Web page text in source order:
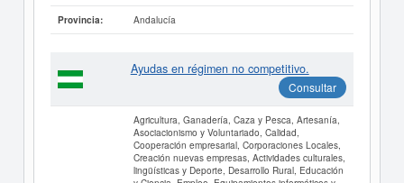
Provincia: Andalucía
Ayudas en régimen no competitivo.
Consultar
Agricultura, Ganadería, Caza y Pesca, Artesanía,
Asociacionismo y Voluntariado, Calidad,
Cooperación empresarial, Corporaciones Locales,
Creación nuevas empresas, Actividades culturales,
lingüísticas y Deporte, Desarrollo Rural, Educación